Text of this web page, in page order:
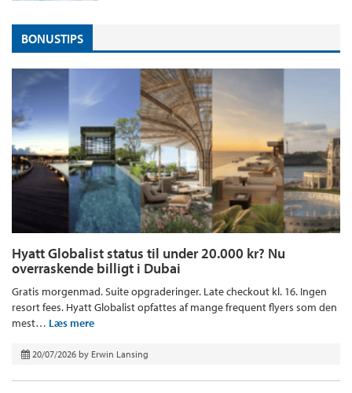
BONUSTIPS
Hyatt Globalist status til under 20.000 kr? Nu
overraskende billigt i Dubai
Gratis morgenmad. Suite opgraderinger. Late checkout kl. 16. Ingen
resort fees. Hyatt Globalist opfattes af mange frequent flyers som den
mest… Læs mere
20/07/2026 by Erwin Lansing